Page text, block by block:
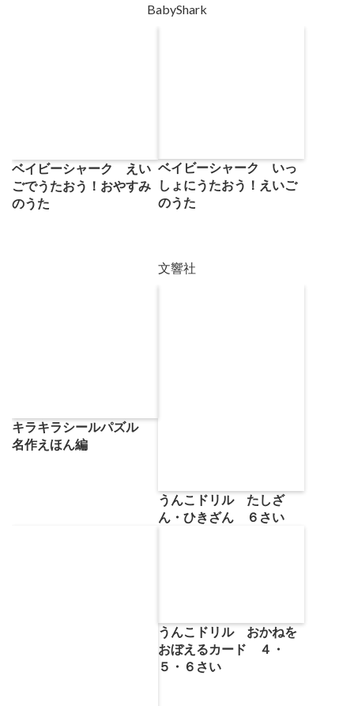
BabyShark
ベイビーシャーク えい
ごでうたおう！おやすみ
のうた
ベイビーシャーク いっ
しょにうたおう！えいご
のうた
文響社
キラキラシールパズル
名作えほん編
うんこドリル たしざ
ん・ひきざん ６さい
うんこドリル おかねを
おぼえるカード ４・
５・６さい